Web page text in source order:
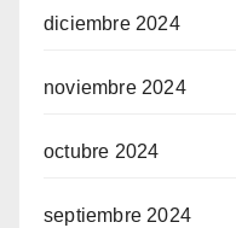
diciembre 2024
noviembre 2024
octubre 2024
septiembre 2024